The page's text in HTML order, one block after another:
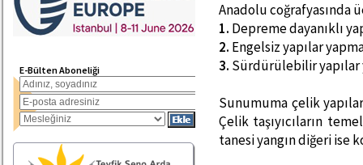
E-Bülten Aboneliği
Anadolu coğrafyasında
1. Depreme dayanıklı
2. Engelsiz yapılar
3. Sürdürülebilir yapılar
Sunumuma çelik
Çelik taşıyıcıların
tanesi yangın diğeri ise